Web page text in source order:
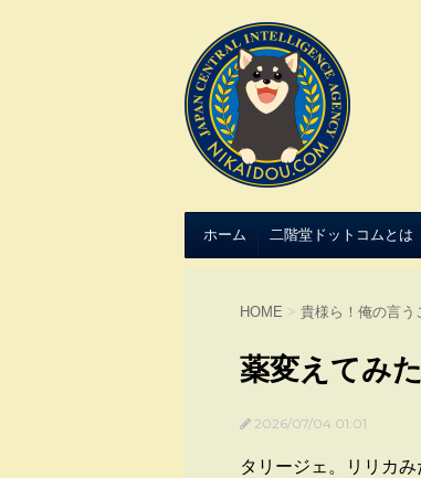
ホーム 二階堂ドットコムとは
HOME > 貴様ら！俺の言う
薬変えてみた
2026/07/04 01:01
タリージェ。リリカ